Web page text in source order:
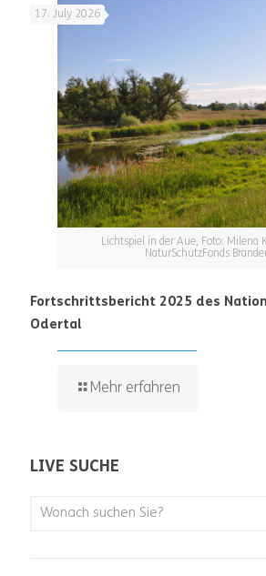
Lichtspiel in der Aue, Foto: Milena
NaturSchutzFonds
17. July 2026
Fortschrittsbericht 2025 des
Odertal
Mehr erfahren
LIVE SUCHE